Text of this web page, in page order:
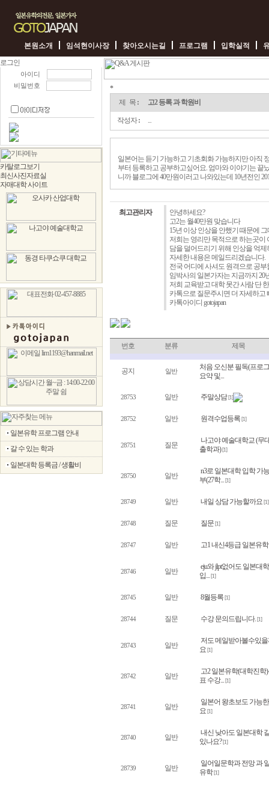
본원소개 임석현이사장 찾아오시는길 프로그램 입학실적
아이디
비밀번호
일본유학 프로그램 안내
갈 수 있는 학과
일본대학 등록금 / 생활비
*
고
등
록
과
학
비
임
박
일
본
제 목 : 고2 등록 과 학원비
작성자:
일본어는 듣기 가능하고 기초회화 가능하지만 아직
부터 등록하고 공부하고싶어요. 엄마와 이야기는 끝
니까 블로그에 40만원이러고 나와있는데 10년전인
최고관리자
안녕하세요?
고2는 월40만원 맞습니다
15년 이상 인상을 안했기 때문에
저희는 영리만 목적으로 하는곳이
담을 덜어드리기 위해 인상을 억
자세한 내용은 메일드리겠습니다.
전국 어디에 사셔도 원격으로 공부
임박사의 일본가자는 지금까지 20
저희 교육받고 대학 못간 사람 단
카톡으로 질문주시면 더 자세하고
카톡아이디 gotojapan
번호 분류 제목
공지 일반
처음 오신분 필독(프로
요약 및...
28753 일반 주말상담 [1]
28752 일반 원격수업등록 [1]
28751 질문
나고야 예술대학교 (무
출학과) [1]
28750 일반
n3로 일본대학 입학 가
부(27학... [1]
28749 일반 내일 상담 가능할까요 [1]
28748 질문 질문 [1]
28747 일반 고1 내신4등급 일본유학
28746 일반
eju와 jlpt없어도 일본대학
입... [1]
28745 일반 8월등록 [1]
28744 질문 수강 문의드립니다. [1]
28743 일반
저도 메일받아볼수있
요 [1]
28742 일반
고2 일본유학(대학진학
표 수강... [1]
28741 일반
일본어 왕초보도 가능
요 [1]
28740 일반
내신 낮아도 일본대학
있나요? [1]
28739 일반
일어일문학과 전망 과
유학 [1]